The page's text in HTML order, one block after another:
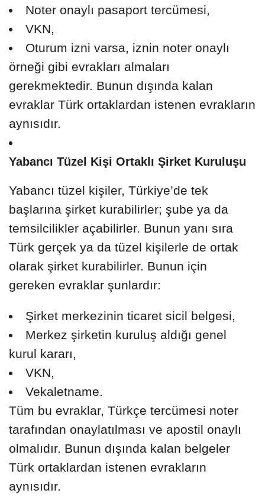
Noter onaylı pasaport tercümesi,
VKN,
Oturum izni varsa, iznin noter onaylı
örneği gibi evrakları almaları
gerekmektedir. Bunun dışında kalan
evraklar Türk ortaklardan istenen evrakların
aynısıdır.
Yabancı Tüzel Kişi Ortaklı Şirket Kuruluşu
Yabancı tüzel kişiler, Türkiye’de tek
başlarına şirket kurabilirler; şube ya da
temsilcilikler açabilirler. Bunun yanı sıra
Türk gerçek ya da tüzel kişilerle de ortak
olarak şirket kurabilirler. Bunun için
gereken evraklar şunlardır:
Şirket merkezinin ticaret sicil belgesi,
Merkez şirketin kuruluş aldığı genel
kurul kararı,
VKN,
Vekaletname.
Tüm bu evraklar, Türkçe tercümesi noter
tarafından onaylatılması ve apostil onaylı
olmalıdır. Bunun dışında kalan belgeler
Türk ortaklardan istenen evrakların
aynısıdır.